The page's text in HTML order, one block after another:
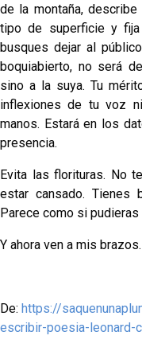
de la montaña,
tipo de superficie y
busques dejar al
boquiabierto, no será
sino a la suya. Tu
inflexiones de tu voz
manos. Estará en los
presencia.
Evita las florituras. No
estar cansado. Tienes
Parece como si
Y ahora ven a mis
De: https://
escribir-poesia-leonard-